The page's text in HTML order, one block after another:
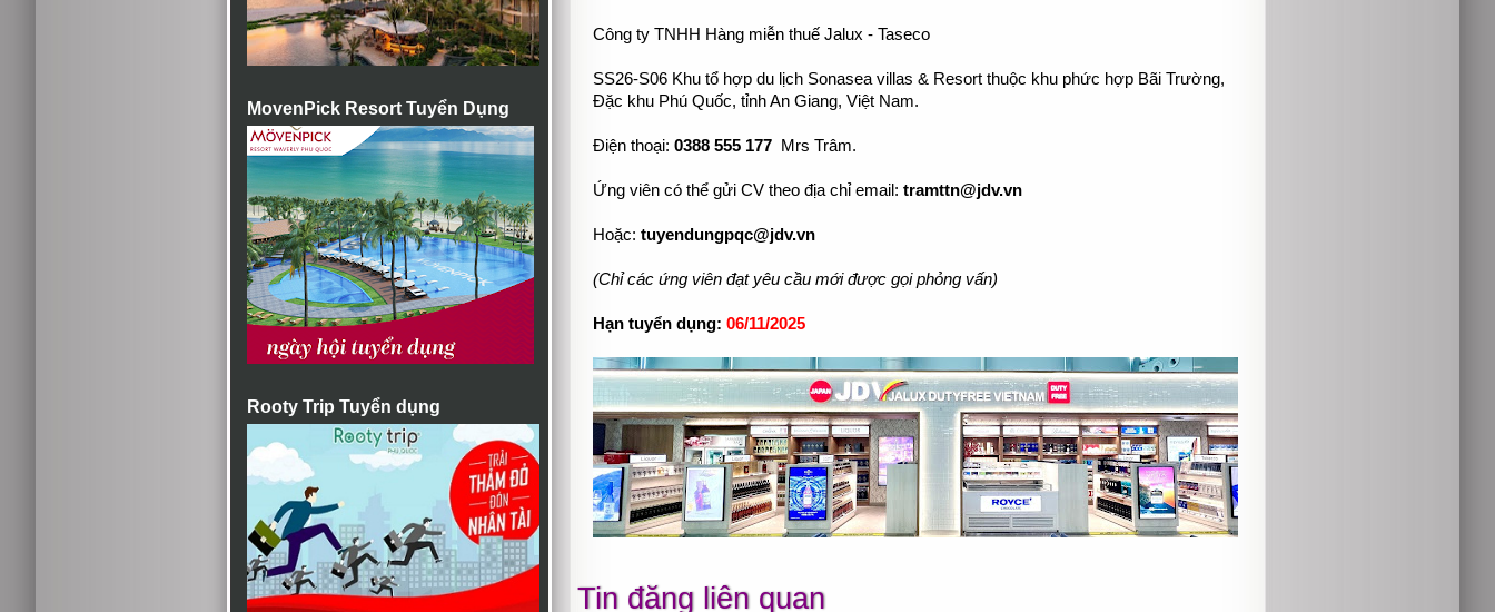
MovenPick Resort Tuyển Dụng
Rooty Trip Tuyển dụng
Công ty TNHH Hàng miễn thuế Jalux - Taseco
SS26-S06 Khu tổ hợp du lịch Sonasea villas & Resort thuộc khu phức hợp Bãi Trường,
Đặc khu Phú Quốc, tỉnh An Giang, Việt Nam.
Điện thoại: 0388 555 177Mrs Trâm.
Ứng viên có thể gửi CV theo địa chỉ email: tramttn@jdv.vn
Hoặc: tuyendungpqc@jdv.vn
(Chỉ các ứng viên đạt yêu cầu mới được gọi phỏng vấn)
Hạn tuyển dụng: 06/11/2025
Tin đăng liên quan